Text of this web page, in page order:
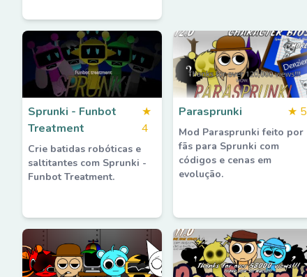
Sprunki - Funbot
Treatment
★
4
Crie batidas robóticas e
saltitantes com Sprunki -
Funbot Treatment.
Parasprunki ★ 5
Mod Parasprunki feito por
fãs para Sprunki com
códigos e cenas em
evolução.